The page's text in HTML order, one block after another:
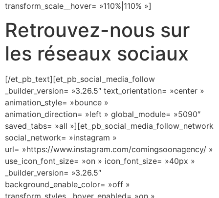
transform_scale__hover= »110%|110% »]
Retrouvez-nous sur
les réseaux sociaux
[/et_pb_text][et_pb_social_media_follow
_builder_version= »3.26.5″ text_orientation= »center »
animation_style= »bounce »
animation_direction= »left » global_module= »5090″
saved_tabs= »all »][et_pb_social_media_follow_network
social_network= »instagram »
url= »https://www.instagram.com/comingsoonagency/ »
use_icon_font_size= »on » icon_font_size= »40px »
_builder_version= »3.26.5″
background_enable_color= »off »
transform_styles__hover_enabled= »on »